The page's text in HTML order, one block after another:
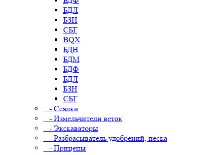
БДЛ
БЗН
СБГ
BQX
БДН
БДМ
БДФ
БДЛ
БЗН
СБГ
- Сеялки
- Измельчители веток
- Экскаваторы
- Разбрасыватель удобрений, песка
- Прицепы